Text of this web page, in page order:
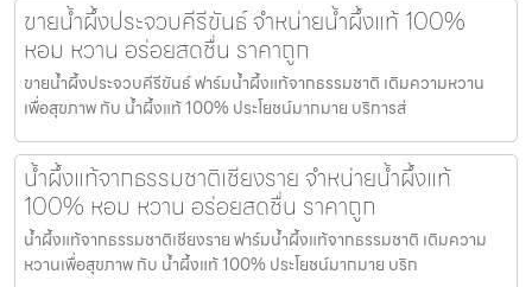
ขายน้ำผึ้งประจวบคีรีขันธ์ จำหน่ายน้ำผึ้งแท้ 100%
หอม หวาน อร่อยสดชื่น ราคาถูก
ขายน้ำผึ้งประจวบคีรีขันธ์ ฟาร์มน้ำผึ้งแท้จากธรรมชาติ เติมความหวาน
เพื่อสุขภาพ กับ น้ำผึ้งแท้ 100% ประโยชน์มากมาย บริการส่
น้ำผึ้งแท้จากธรรมชาติเชียงราย จำหน่ายน้ำผึ้งแท้
100% หอม หวาน อร่อยสดชื่น ราคาถูก
น้ำผึ้งแท้จากธรรมชาติเชียงราย ฟาร์มน้ำผึ้งแท้จากธรรมชาติ เติมความ
หวานเพื่อสุขภาพ กับ น้ำผึ้งแท้ 100% ประโยชน์มากมาย บริก